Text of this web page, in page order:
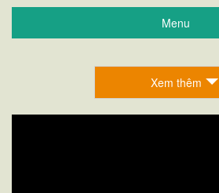
Menu
Xem thêm